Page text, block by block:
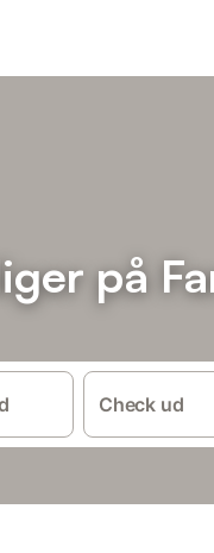
på
Check ud